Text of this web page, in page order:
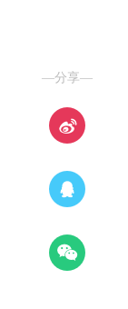
—分享—